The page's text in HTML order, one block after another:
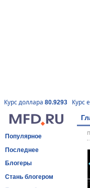
Курс доллара 80.9293 Курс
Популярное
Последнее
Блогеры
Стань блогером